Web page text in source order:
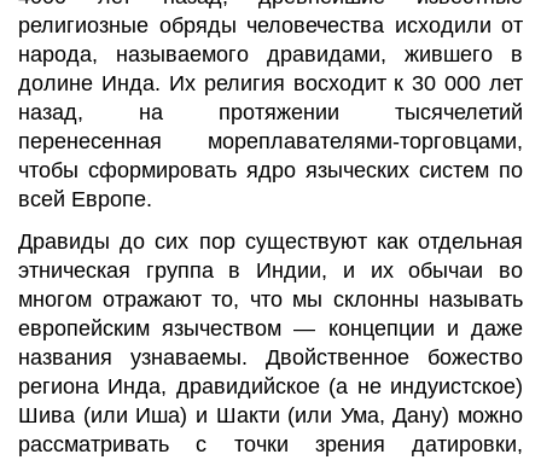
религиозные обряды человечества исходили от
народа, называемого дравидами, жившего в
долине Инда. Их религия восходит к 30 000 лет
назад, на протяжении тысячелетий
перенесенная мореплавателями-торговцами,
чтобы сформировать ядро ​​языческих систем по
всей Европе.
Дравиды до сих пор существуют как отдельная
этническая группа в Индии, и их обычаи во
многом отражают то, что мы склонны называть
европейским язычеством — концепции и даже
названия узнаваемы. Двойственное божество
региона Инда, дравидийское (а не индуистское)
Шива (или Иша) и Шакти (или Ума, Дану) можно
рассматривать с точки зрения датировки,